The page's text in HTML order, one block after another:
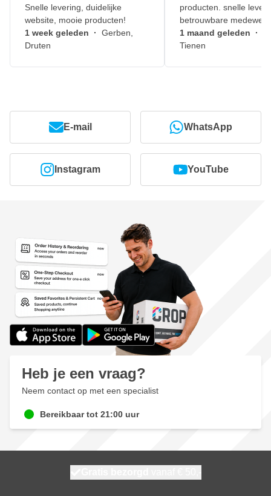
Snelle levering, duidelijke
website, mooie producten!
1 week geleden · Gerben,
Druten
producten. snelle
betrouwbare
1 maand geleden ·
Tienen
E-mail WhatsApp
Instagram YouTube
Heb je een vraag?
Neem contact op met een specialist
Bereikbaar tot 21:00 uur